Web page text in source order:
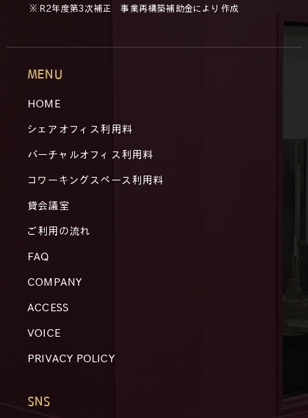
※ R2年度第3次補正 事業再構築補助金により作成
MENU
HOME
シェアオフィス利用料
バーチャルオフィス利用料
コワーキングスペース利用料
貸会議室
ご利用の流れ
FAQ
COMPANY
ACCESS
VOICE
PRIVACY POLICY
SNS